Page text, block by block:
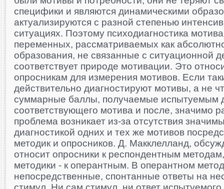
специфики и являются динамическими
актуализируются с разной степенью
ситуациях. Поэтому психодиагностика
переменных, рассматриваемых как
образова­ния, не связанные с ситуационной
соответствует природе мотивации. Это
опросникам для измере­ния мотивов. Если
действительно диагностируют мотивы, а не
суммарные баллы, получаемые ис­пытуемым
соответствующего мотива и после, зна­чимо
про­блема возникает из-за отсутствия
диаг­ностикой одних и тех же мотивов
методик и опросников. Д. Макклелланд,
относит опросники к респондентным
методики - к оперантным. В оперантном
непосредственные, спонтанные ответы на